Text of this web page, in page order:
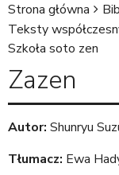
J
e
s
t
e
ś
Strona główna
Teksty
Szkoła soto zen
Zazen
Autor: Shunryu
Tłumacz: Ewa